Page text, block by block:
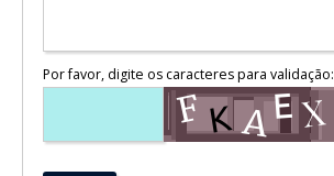
Por favor, digite os caracteres para validação: